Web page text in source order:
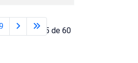
Página 15 de 60